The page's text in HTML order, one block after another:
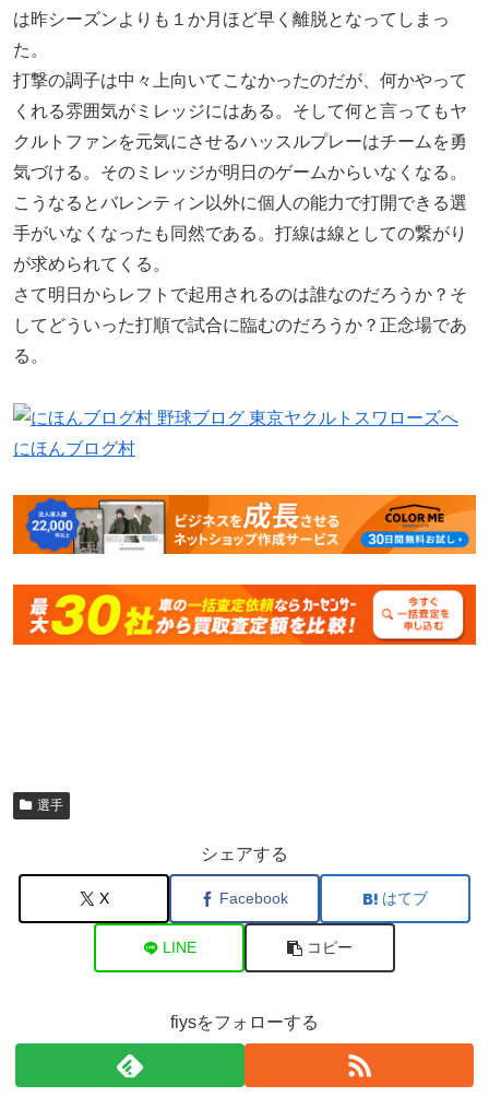
は昨シーズンよりも１か月ほど早く離脱となってしまっ
た。
打撃の調子は中々上向いてこなかったのだが、何かやって
くれる雰囲気がミレッジにはある。そして何と言ってもヤ
クルトファンを元気にさせるハッスルプレーはチームを勇
気づける。そのミレッジが明日のゲームからいなくなる。
こうなるとバレンティン以外に個人の能力で打開できる選
手がいなくなったも同然である。打線は線としての繋がり
が求められてくる。
さて明日からレフトで起用されるのは誰なのだろうか？そ
してどういった打順で試合に臨むのだろうか？正念場であ
る。
にほんブログ村
選手
シェアする
X Facebook はてブ
LINE コピー
fiysをフォローする